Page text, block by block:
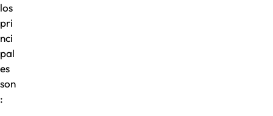
los
pri
nci
pal
es
son
: